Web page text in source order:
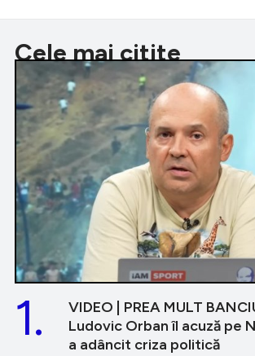
Cele mai citite
VIDEO | PREA MULT
Ludovic Orban îl acuză pe
a adâncit criza politică
1.